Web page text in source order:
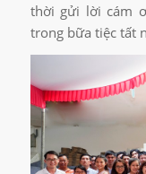
thời gửi lời cám
trong bữa tiệc tất